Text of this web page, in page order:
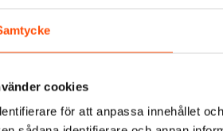
cookies
för att anpassa innehållet